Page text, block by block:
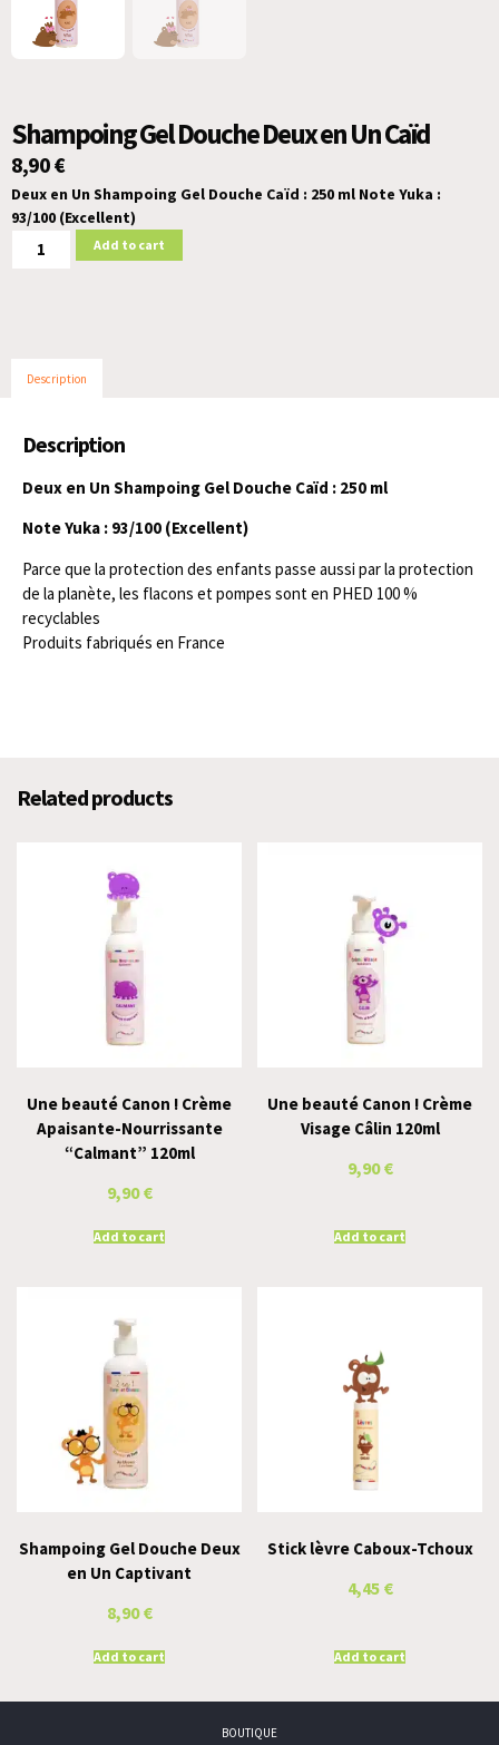
Shampoing Gel Douche Deux en Un Caïd
8,90€
Deux en Un Shampoing Gel Douche Caïd : 250 ml Note Yuka :
93/100 (Excellent)
Add to cart
Description
Description
Deux en Un Shampoing Gel Douche Caïd : 250 ml
Note Yuka : 93/100 (Excellent)
Parce que la protection des enfants passe aussi par la protection
de la planète, les flacons et pompes sont en PHED 100 %
recyclables
Produits fabriqués en France
Related products
Une beauté Canon ! Crème
Apaisante-Nourrissante
“Calmant” 120ml
9,90€
Add to cart
Une beauté Canon ! Crème
Visage Câlin 120ml
9,90€
Add to cart
Shampoing Gel Douche Deux
en Un Captivant
8,90€
Add to cart
Stick lèvre Caboux-Tchoux
4,45 €
Add to cart
BOUTIQUE